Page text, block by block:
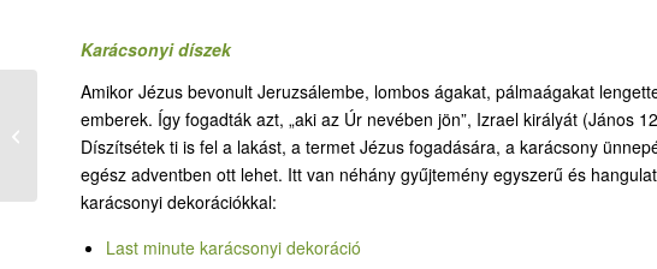
Karácsonyi díszek
Amikor Jézus bevonult Jeruzsálembe, lombos ágakat, pálmaágakat
emberek. Így fogadták azt, „aki az Úr nevében jön”, Izrael királyát (János
Díszítsétek ti is fel a lakást, a termet Jézus fogadására, a karácsony
egész adventben ott lehet. Itt van néhány gyűjtemény egyszerű és
karácsonyi dekorációkkal:
Last minute karácsonyi dekoráció
14. Kire várunk? – Az
angyal Máriánál és
Józsefnél – óraterv